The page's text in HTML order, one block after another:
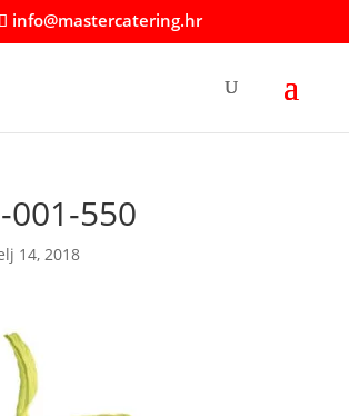
info@mastercatering.hr
550
14, 2018